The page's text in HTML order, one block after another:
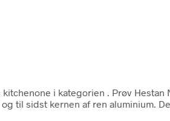
kitchenone i kategorien
. Prøv
til sidst kernen af ren aluminium.